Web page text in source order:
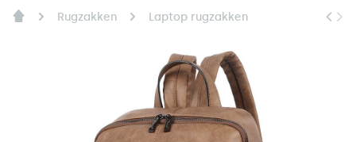
Rugzakken Laptop rugzakken